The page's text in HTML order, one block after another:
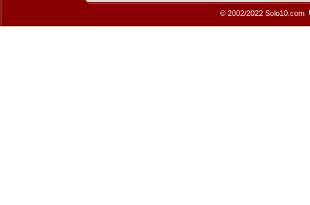
© 2002/2022 Solo10.com